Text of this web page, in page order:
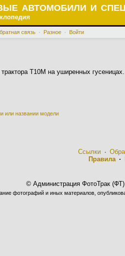
АВТОМОБИЛИ И
связь · Разное · Войти
Т10М на уширенных
или названии модели
Ссылки·
Правила·
© Администрация ФотоТрак
фотографий и иных материалов,